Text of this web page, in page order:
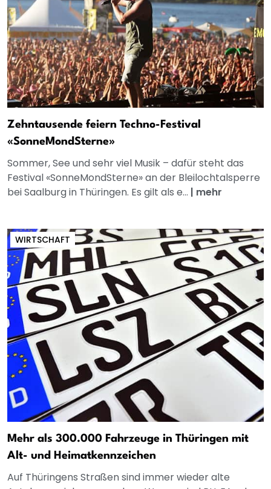
Zehntausende feiern Techno-Festival
«SonneMondSterne»
Sommer, See und sehr viel Musik – dafür steht das
Festival «SonneMondSterne» an der Bleilochtalsperre
bei Saalburg in Thüringen. Es gilt als e... | mehr
WIRTSCHAFT
Mehr als 300.000 Fahrzeuge in Thüringen mit
Alt- und Heimatkennzeichen
Auf Thüringens Straßen sind immer wieder alte